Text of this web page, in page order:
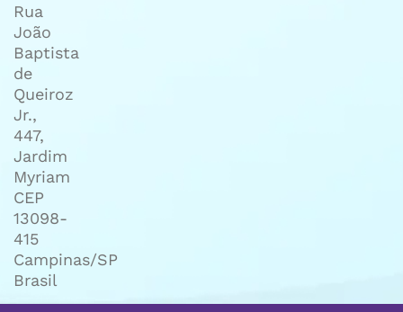
Rua
João
Baptista
de
Queiroz
Jr.,
447,
Jardim
Myriam
CEP
13098-
415
Campinas/SP
Brasil